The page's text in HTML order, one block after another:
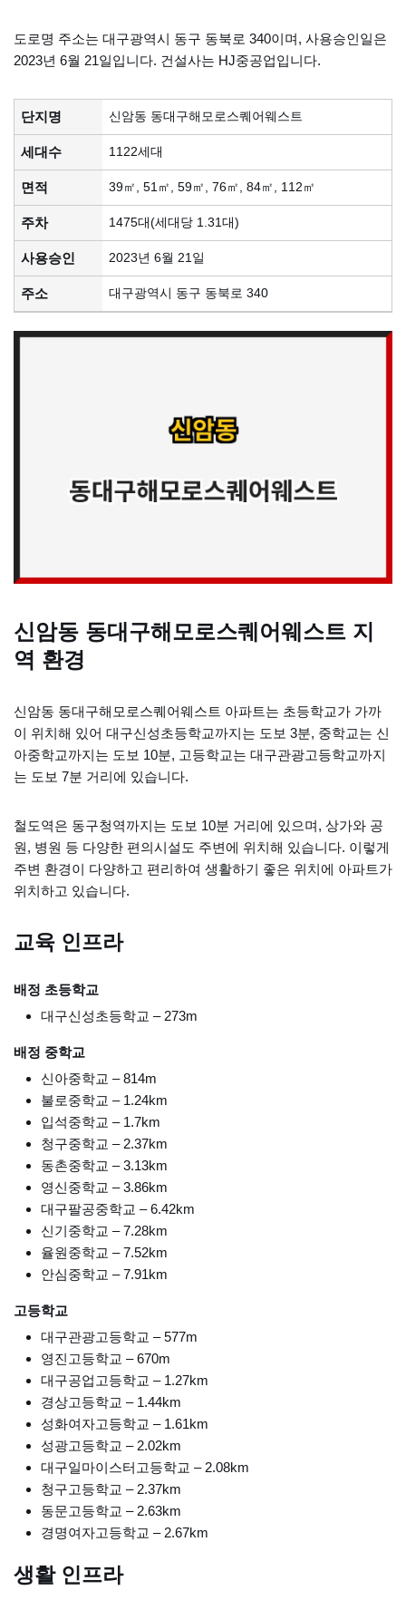
도로명 주소는 대구광역시 동구 동북로 340이며, 사용승인일은
2023년 6월 21일입니다. 건설사는 HJ중공업입니다.
단지명 신암동 동대구해모로스퀘어웨스트
세대수 1122세대
면적 39㎡, 51㎡, 59㎡, 76㎡, 84㎡, 112㎡
주차 1475대(세대당 1.31대)
사용승인 2023년 6월 21일
주소 대구광역시 동구 동북로 340
신암동 동대구해모로스퀘어웨스트 지
역 환경
신암동 동대구해모로스퀘어웨스트 아파트는 초등학교가 가까
이 위치해 있어 대구신성초등학교까지는 도보 3분, 중학교는 신
아중학교까지는 도보 10분, 고등학교는 대구관광고등학교까지
는 도보 7분 거리에 있습니다.
철도역은 동구청역까지는 도보 10분 거리에 있으며, 상가와 공
원, 병원 등 다양한 편의시설도 주변에 위치해 있습니다. 이렇게
주변 환경이 다양하고 편리하여 생활하기 좋은 위치에 아파트가
위치하고 있습니다.
교육 인프라
배정 초등학교
대구신성초등학교 – 273m
배정 중학교
신아중학교 – 814m
불로중학교 – 1.24km
입석중학교 – 1.7km
청구중학교 – 2.37km
동촌중학교 – 3.13km
영신중학교 – 3.86km
대구팔공중학교 – 6.42km
신기중학교 – 7.28km
율원중학교 – 7.52km
안심중학교 – 7.91km
고등학교
대구관광고등학교 – 577m
영진고등학교 – 670m
대구공업고등학교 – 1.27km
경상고등학교 – 1.44km
성화여자고등학교 – 1.61km
성광고등학교 – 2.02km
대구일마이스터고등학교 – 2.08km
청구고등학교 – 2.37km
동문고등학교 – 2.63km
경명여자고등학교 – 2.67km
생활 인프라